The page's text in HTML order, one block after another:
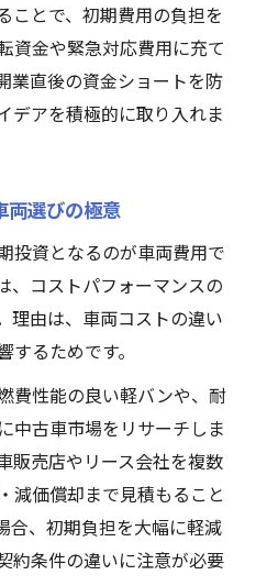
ことで、初期費用の負担を
資金や緊急対応費用に充て
業直後の資金ショートを防
デアを積極的に取り入れま
両選びの極意
投資となるのが車両費用で
、コストパフォーマンスの
理由は、車両コストの違い
るためです。
費性能の良い軽バンや、耐
中古車市場をリサーチしま
販売店やリース会社を複数
減価償却まで見積もること
合、初期負担を大幅に軽減
約条件の違いに注意が必要